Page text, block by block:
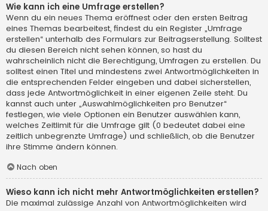
Wie kann ich eine Umfrage erstellen?
Wenn du ein neues Thema eröffnest oder den ersten Beitrag
eines Themas bearbeitest, findest du ein Register „Umfrage
erstellen“ unterhalb des Formulars zur Beitragserstellung. Solltest
du diesen Bereich nicht sehen können, so hast du
wahrscheinlich nicht die Berechtigung, Umfragen zu erstellen. Du
solltest einen Titel und mindestens zwei Antwortmöglichkeiten in
die entsprechenden Felder eingeben und dabei sicherstellen,
dass jede Antwortmöglichkeit in einer eigenen Zeile steht. Du
kannst auch unter „Auswahlmöglichkeiten pro Benutzer“
festlegen, wie viele Optionen ein Benutzer auswählen kann,
welches Zeitlimit für die Umfrage gilt (0 bedeutet dabei eine
zeitlich unbegrenzte Umfrage) und schließlich, ob die Benutzer
ihre Stimme ändern können.
Nach oben
Wieso kann ich nicht mehr Antwortmöglichkeiten erstellen?
Die maximal zulässige Anzahl von Antwortmöglichkeiten wird